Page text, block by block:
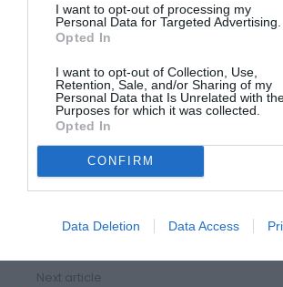
I want to opt-out of processing my
Personal Data for Targeted Advertising.
Opted In
I want to opt-out of Collection, Use,
Retention, Sale, and/or Sharing of my
Personal Data that Is Unrelated with
Purposes for which it was collected.
Opted In
CONFIRM
Data Deletion Data Access
se comporter de manière
notre planète. Une cause noble, donc.
Fuleco le tatou succède à Zakumi,
coupe du monde 2010 en Afrique du
See
Réactions après la victoire
Next article